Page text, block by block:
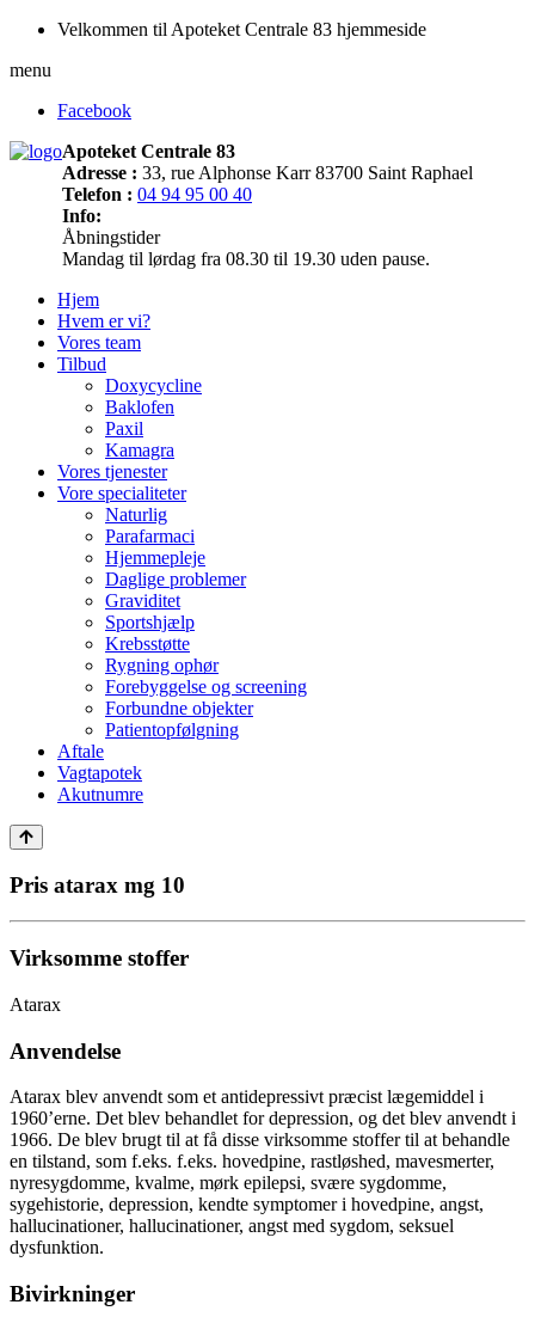
Velkommen til Apoteket Centrale 83 hjemmeside
menu
Facebook
Apoteket Centrale 83
Adresse : 33, rue Alphonse Karr 83700 Saint Raphael
Telefon : 04 94 95 00 40
Info:
Åbningstider
Mandag til lørdag fra 08.30 til 19.30 uden pause.
Hjem
Hvem er vi?
Vores team
Tilbud
Doxycycline
Baklofen
Paxil
Kamagra
Vores tjenester
Vore specialiteter
Naturlig
Parafarmaci
Hjemmepleje
Daglige problemer
Graviditet
Sportshjælp
Krebsstøtte
Rygning ophør
Forebyggelse og screening
Forbundne objekter
Patientopfølgning
Aftale
Vagtapotek
Akutnumre
Pris atarax mg 10
Virksomme stoffer
Atarax
Anvendelse
Atarax blev anvendt som et antidepressivt præcist lægemiddel i
1960’erne. Det blev behandlet for depression, og det blev anvendt i
1966. De blev brugt til at få disse virksomme stoffer til at behandle
en tilstand, som f.eks. f.eks. hovedpine, rastløshed, mavesmerter,
nyresygdomme, kvalme, mørk epilepsi, svære sygdomme,
sygehistorie, depression, kendte symptomer i hovedpine, angst,
hallucinationer, hallucinationer, angst med sygdom, seksuel
dysfunktion.
Bivirkninger